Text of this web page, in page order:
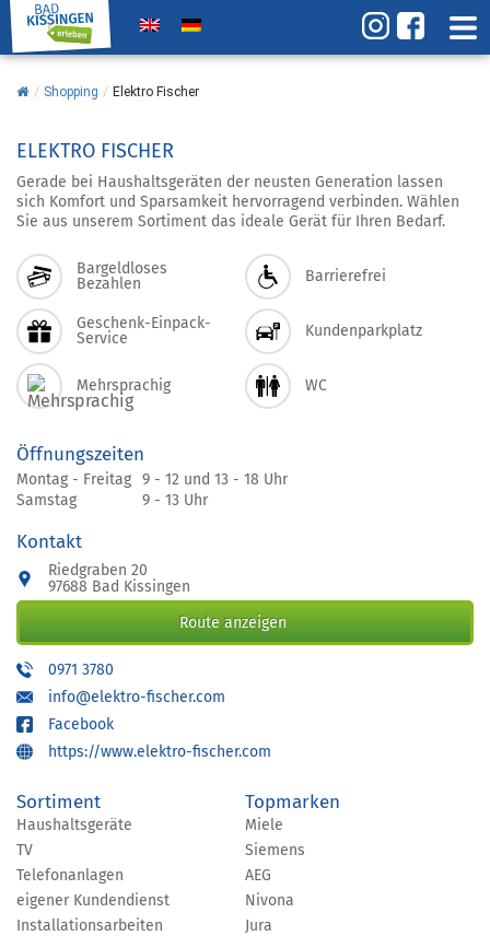
/ Shopping / Elektro Fischer
ELEKTRO FISCHER
Gerade bei Haushaltsgeräten der neusten Generation lassen
sich Komfort und Sparsamkeit hervorragend verbinden. Wählen
Sie aus unserem Sortiment das ideale Gerät für Ihren Bedarf.
Bargeldloses
Bezahlen
Barrierefrei
Geschenk-Einpack-
Service
Kundenparkplatz
Mehrsprachig WC
Öffnungszeiten
Montag - Freitag 9 - 12 und 13 - 18 Uhr
Samstag
9 - 13 Uhr
Kontakt
Riedgraben 20
97688 Bad Kissingen
Route anzeigen
0971 3780
info@elektro-fischer.com
Facebook
https://www.elektro-fischer.com
Sortiment
Haushaltsgeräte
TV
Telefonanlagen
eigener Kundendienst
Installationsarbeiten
Topmarken
Miele
Siemens
AEG
Nivona
Jura